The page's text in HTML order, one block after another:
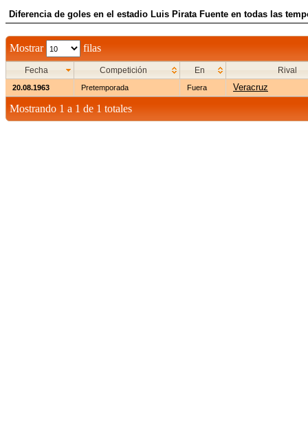
Diferencia de goles en el estadio Luis Pirata Fuente en todas las
Mostrar filas
Fecha Competición En Rival
20.08.1963 Pretemporada Fuera Veracruz
Mostrando 1 a 1 de 1 totales